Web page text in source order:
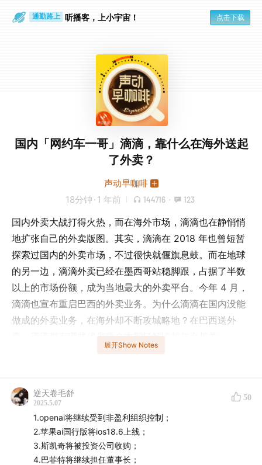
通勤路上 听播客，上小宇宙！ 点击下载
国内「网约车一哥」滴滴，靠什么在海外送起
了外卖？
声动早咖啡
18分钟 · 1 年前 144716 · 123
国内外卖大战打得火热，而在海外市场，滴滴也在静悄悄
地扩张自己的外卖版图。其实，滴滴在 2018 年也曾短暂
探索过国内的外卖市场，不过很快就偃旗息鼓。而在地球
的另一边，滴滴外卖已经在墨西哥站稳脚跟，占据了半数
以上的市场份额，成为当地最大的外卖平台。今年 4 月，
滴滴也宣布重启巴西的外卖业务。为什么滴滴在国内没能
做成的外卖业务，在海外却不断攻城略地？在巴西送外
卖，滴滴都有哪些优劣势？本期轻解读就与之相关
本期还有关于 OpenAI、苹果、斯凯奇和伯克希尔·哈撒韦
的新动态01:48，欢迎收听！
声动活泼年度新节目上线！
展开Show Notes
逆天卷毛舒
2025.5.07
50
1.openai将继续受到非盈利组织控制；
2.苹果ai国行版将ios18.6上线；
3.斯凯奇将被投资公司收购；
4.巴菲特将继续担任董事长；